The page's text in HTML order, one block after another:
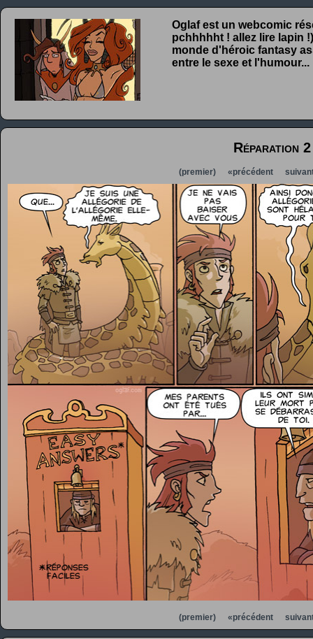
Oglaf est un webcomic
pchhhhht ! allez lire lapin
monde d'héroic fantasy
entre le sexe et l'humour...
Réparation 2
(premier) «précédent
(premier) «précédent